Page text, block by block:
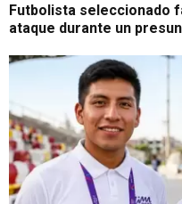
Futbolista seleccionado
ataque durante un